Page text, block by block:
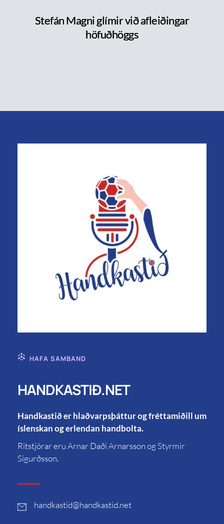
Stefán Magni glímir við afleiðingar
höfuðhöggs
HAFA SAMBAND
HANDKASTIÐ.NET
Handkastið er hlaðvarpsþáttur og fréttamiðill um
íslenskan og erlendan handbolta.
Ritstjórar eru Arnar Daði Arnarsson og Styrmir
Sigurðsson.
handkastid@handkastid.net